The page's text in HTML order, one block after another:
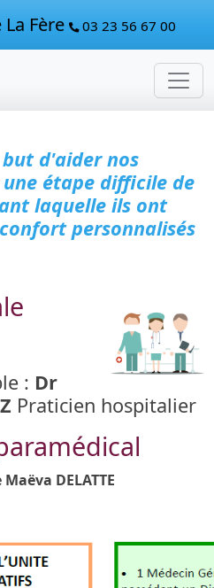
Fère 03 23 56 67 00
d'aider nos
étape difficile de
laquelle ils ont
personnalisés
: Dr
Praticien hospitalier
DELATTE